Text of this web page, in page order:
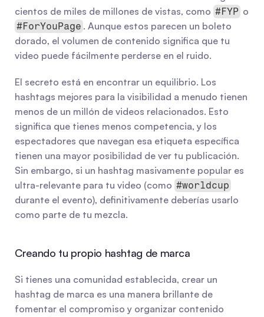
cientos de miles de millones de vistas, como #FYP
#ForYouPage . Aunque estos parecen un boleto
dorado, el volumen de contenido significa que tu
video puede fácilmente perderse en el ruido.
El secreto está en encontrar un equilibrio. Los
hashtags mejores para la visibilidad a menudo tienen
menos de un millón de videos relacionados. Esto
significa que tienes menos competencia, y los
espectadores que navegan esa etiqueta específica
tienen una mayor posibilidad de ver tu publicación.
Sin embargo, si un hashtag masivamente popular es
ultra-relevante para tu video (como #worldcup
durante el evento), definitivamente deberías usarlo
como parte de tu mezcla.
Creando tu propio hashtag de marca
Si tienes una comunidad establecida, crear un
hashtag de marca es una manera brillante de
fomentar el compromiso y organizar contenido